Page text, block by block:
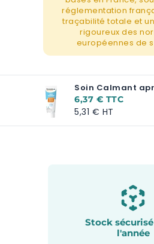
réglementation
traçabilité totale et
rigoureux des
européennes de
Soin Calmant
6,37 €
5,31 €
Stock
l'année